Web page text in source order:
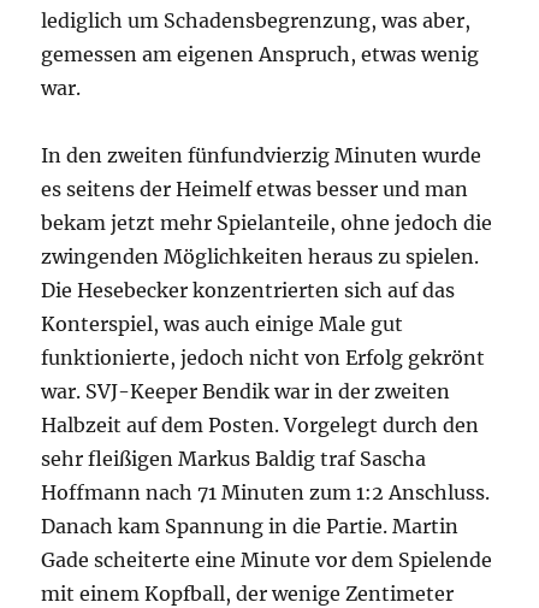
lediglich um Schadensbegrenzung, was aber,
gemessen am eigenen Anspruch, etwas wenig
war.
In den zweiten fünfundvierzig Minuten wurde
es seitens der Heimelf etwas besser und man
bekam jetzt mehr Spielanteile, ohne jedoch die
zwingenden Möglichkeiten heraus zu spielen.
Die Hesebecker konzentrierten sich auf das
Konterspiel, was auch einige Male gut
funktionierte, jedoch nicht von Erfolg gekrönt
war. SVJ-Keeper Bendik war in der zweiten
Halbzeit auf dem Posten. Vorgelegt durch den
sehr fleißigen Markus Baldig traf Sascha
Hoffmann nach 71 Minuten zum 1:2 Anschluss.
Danach kam Spannung in die Partie. Martin
Gade scheiterte eine Minute vor dem Spielende
mit einem Kopfball, der wenige Zentimeter